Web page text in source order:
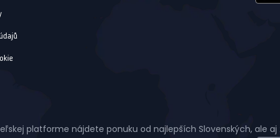
platforme nájdete ponuku od najlepších Slovenských, ale